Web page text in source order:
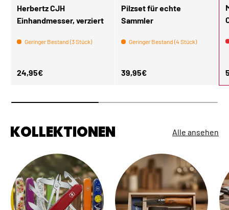
Herbertz CJH
Einhandmesser, verziert
Geringer Bestand (3 Stück)
Normaler Preis
24,95€
Pilzset für echte
Sammler
Geringer Bestand (4 Stück)
Normaler Preis
39,95€
KOLLEKTIONEN Alle ansehen